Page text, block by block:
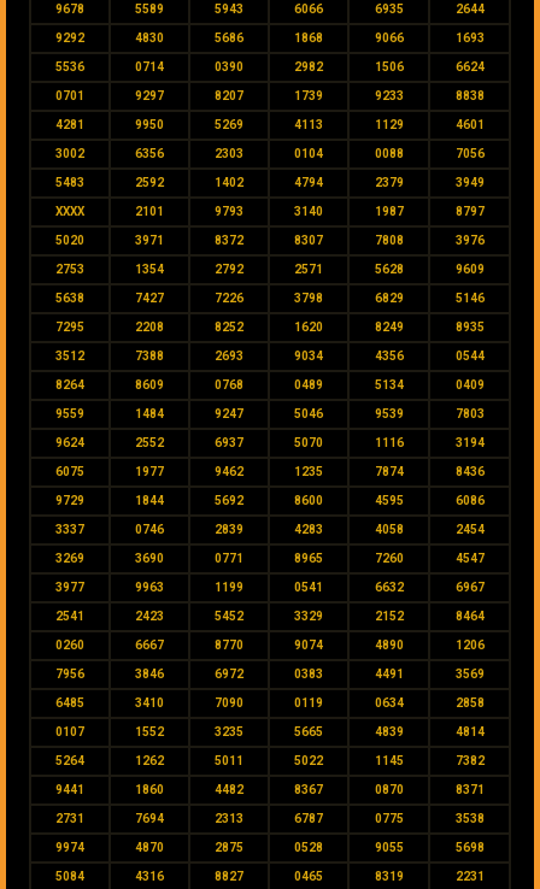
9678 5589 5943 6066 6935 2644
9292 4830 5686 1868 9066 1693
5536 0714 0390 2982 1506 6624
0701 9297 8207 1739 9233 8838
4281 9950 5269 4113 1129 4601
3002 6356 2303 0104 0088 7056
5483 2592 1402 4794 2379 3949
XXXX 2101 9793 3140 1987 8797
5020 3971 8372 8307 7808 3976
2753 1354 2792 2571 5628 9609
5638 7427 7226 3798 6829 5146
7295 2208 8252 1620 8249 8935
3512 7388 2693 9034 4356 0544
8264 8609 0768 0489 5134 0409
9559 1484 9247 5046 9539 7803
9624 2552 6937 5070 1116 3194
6075 1977 9462 1235 7874 8436
9729 1844 5692 8600 4595 6086
3337 0746 2839 4283 4058 2454
3269 3690 0771 8965 7260 4547
3977 9963 1199 0541 6632 6967
2541 2423 5452 3329 2152 8464
0260 6667 8770 9074 4890 1206
7956 3846 6972 0383 4491 3569
6485 3410 7090 0119 0634 2858
0107 1552 3235 5665 4839 4814
5264 1262 5011 5022 1145 7382
9441 1860 4482 8367 0870 8371
2731 7694 2313 6787 0775 3538
9974 4870 2875 0528 9055 5698
5084 4316 8827 0465 8319 2231